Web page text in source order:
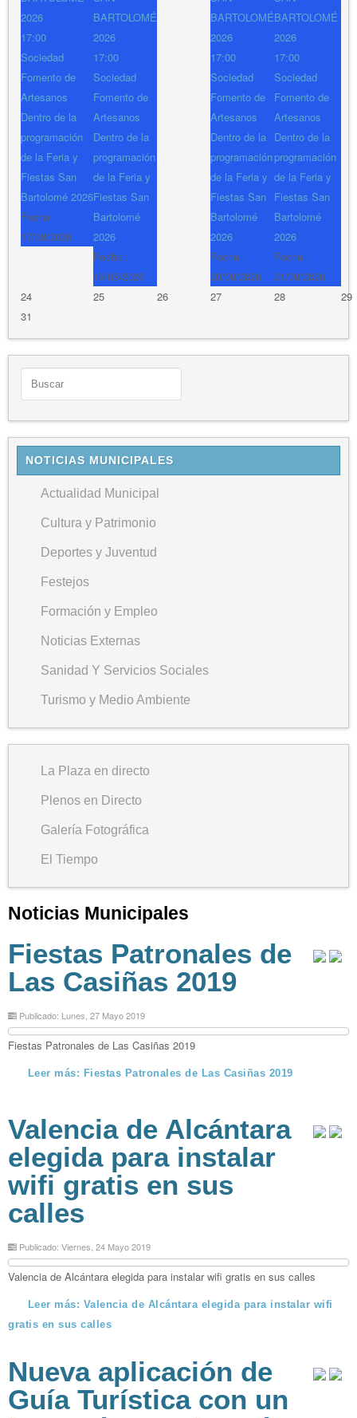
2026
17:00
Sociedad
Fomento de
Artesanos
Dentro de la
programación
de la Feria y
Fiestas San
Bartolomé 2026
Fecha :
17/08/2026
BARTOLOMÉ
2026
17:00
Sociedad
Fomento de
Artesanos
Dentro de la
programación
de la Feria y
Fiestas San
Bartolomé
2026
Fecha :
18/08/2026
BARTOLOMÉ
2026
17:00
Sociedad
Fomento de
Artesanos
Dentro de la
programación
de la Feria y
Fiestas San
Bartolomé
2026
Fecha :
20/08/2026
BARTOLOMÉ
2026
17:00
Sociedad
Fomento de
Artesanos
Dentro de la
programación
de la Feria y
Fiestas San
Bartolomé
2026
Fecha :
21/08/2026
24 25 26 27 28
29
31
NOTICIAS MUNICIPALES
Actualidad Municipal
Cultura y Patrimonio
Deportes y Juventud
Festejos
Formación y Empleo
Noticias Externas
Sanidad Y Servicios Sociales
Turismo y Medio Ambiente
La Plaza en directo
Plenos en Directo
Galería Fotográfica
El Tiempo
Noticias Municipales
Fiestas Patronales de
Las Casiñas 2019
Publicado: Lunes, 27 Mayo 2019
Fiestas Patronales de Las Casiñas 2019
Leer más: Fiestas Patronales de Las Casiñas 2019
Valencia de Alcántara
elegida para instalar
wifi gratis en sus
calles
Publicado: Viernes, 24 Mayo 2019
Valencia de Alcántara elegida para instalar wifi gratis en sus calles
Leer más: Valencia de Alcántara elegida para instalar wifi
gratis en sus calles
Nueva aplicación de
Guía Turística con un